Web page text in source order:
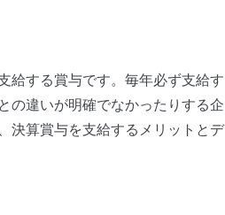
給する賞与です。毎年必ず支給す
の違いが明確でなかったりする企
決算賞与を支給するメリットとデ